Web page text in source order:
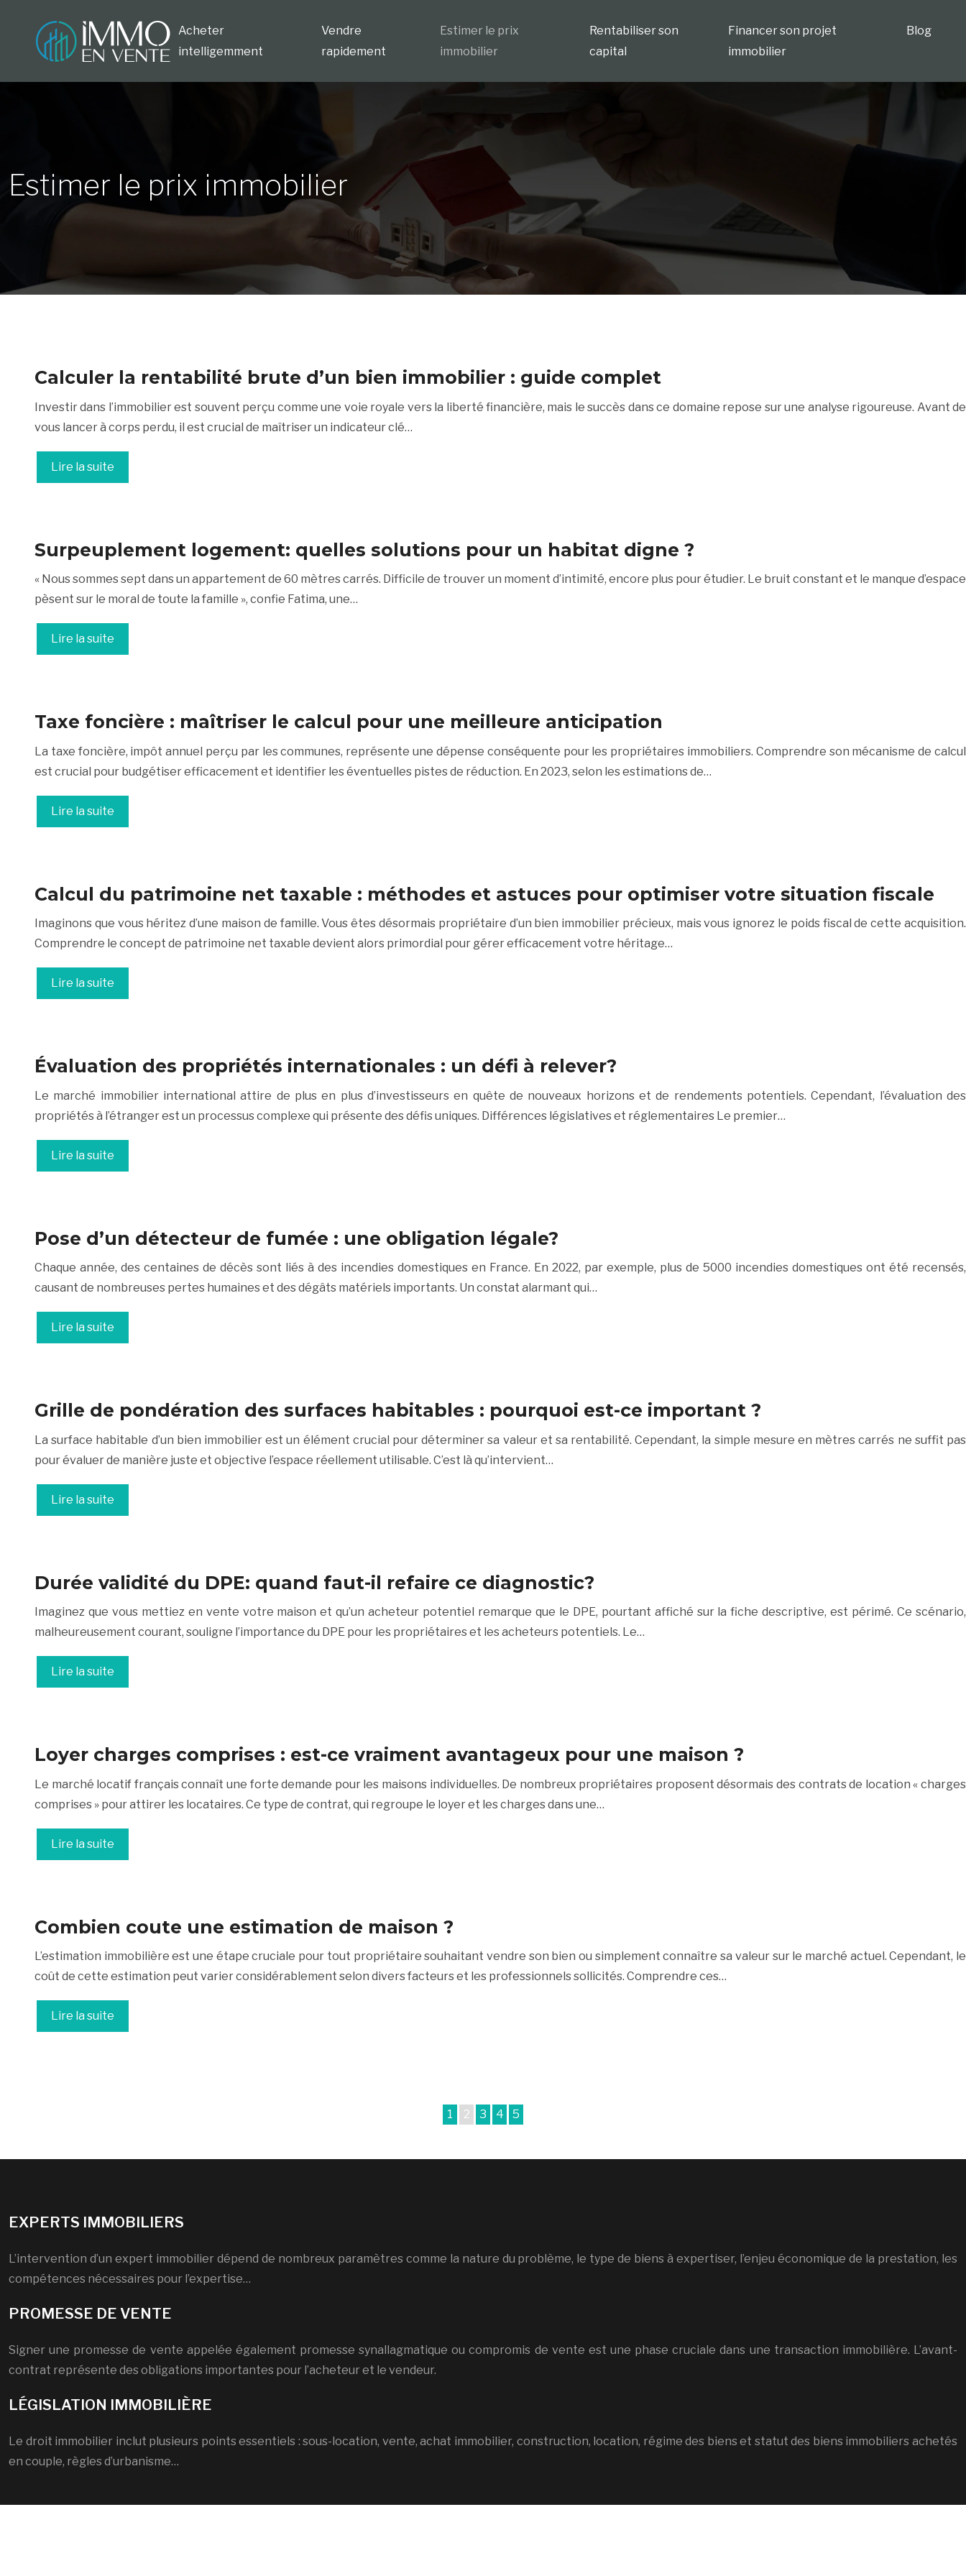
Acheter
intelligemment
Vendre
rapidement
Estimer le prix
immobilier
Rentabiliser son
capital
Financer son projet
immobilier
Blog
Estimer le prix immobilier
Calculer la rentabilité brute d’un bien immobilier : guide complet
Investir dans l’immobilier est souvent perçu comme une voie royale vers la liberté financière, mais le succès dans ce domaine repose sur une analyse rigoureuse. Avant de
vous lancer à corps perdu, il est crucial de maîtriser un indicateur clé…
Lire la suite
Surpeuplement logement: quelles solutions pour un habitat digne ?
« Nous sommes sept dans un appartement de 60 mètres carrés. Difficile de trouver un moment d’intimité, encore plus pour étudier. Le bruit constant et le manque d’espace
pèsent sur le moral de toute la famille », confie Fatima, une…
Lire la suite
Taxe foncière : maîtriser le calcul pour une meilleure anticipation
La taxe foncière, impôt annuel perçu par les communes, représente une dépense conséquente pour les propriétaires immobiliers. Comprendre son mécanisme de calcul
est crucial pour budgétiser efficacement et identifier les éventuelles pistes de réduction. En 2023, selon les estimations de…
Lire la suite
Calcul du patrimoine net taxable : méthodes et astuces pour optimiser votre situation fiscale
Imaginons que vous héritez d’une maison de famille. Vous êtes désormais propriétaire d’un bien immobilier précieux, mais vous ignorez le poids fiscal de cette acquisition.
Comprendre le concept de patrimoine net taxable devient alors primordial pour gérer efficacement votre héritage…
Lire la suite
Évaluation des propriétés internationales : un défi à relever?
Le marché immobilier international attire de plus en plus d’investisseurs en quête de nouveaux horizons et de rendements potentiels. Cependant, l’évaluation des
propriétés à l’étranger est un processus complexe qui présente des défis uniques. Différences législatives et réglementaires Le premier…
Lire la suite
Pose d’un détecteur de fumée : une obligation légale?
Chaque année, des centaines de décès sont liés à des incendies domestiques en France. En 2022, par exemple, plus de 5000 incendies domestiques ont été recensés,
causant de nombreuses pertes humaines et des dégâts matériels importants. Un constat alarmant qui…
Lire la suite
Grille de pondération des surfaces habitables : pourquoi est-ce important ?
La surface habitable d’un bien immobilier est un élément crucial pour déterminer sa valeur et sa rentabilité. Cependant, la simple mesure en mètres carrés ne suffit pas
pour évaluer de manière juste et objective l’espace réellement utilisable. C’est là qu’intervient…
Lire la suite
Durée validité du DPE: quand faut-il refaire ce diagnostic?
Imaginez que vous mettiez en vente votre maison et qu’un acheteur potentiel remarque que le DPE, pourtant affiché sur la fiche descriptive, est périmé. Ce scénario,
malheureusement courant, souligne l’importance du DPE pour les propriétaires et les acheteurs potentiels. Le…
Lire la suite
Loyer charges comprises : est-ce vraiment avantageux pour une maison ?
Le marché locatif français connaît une forte demande pour les maisons individuelles. De nombreux propriétaires proposent désormais des contrats de location « charges
comprises » pour attirer les locataires. Ce type de contrat, qui regroupe le loyer et les charges dans une…
Lire la suite
Combien coute une estimation de maison ?
L’estimation immobilière est une étape cruciale pour tout propriétaire souhaitant vendre son bien ou simplement connaître sa valeur sur le marché actuel. Cependant, le
coût de cette estimation peut varier considérablement selon divers facteurs et les professionnels sollicités. Comprendre ces…
Lire la suite
1 2 3 4 5
EXPERTS IMMOBILIERS
L’intervention d’un expert immobilier dépend de nombreux paramètres comme la nature du problème, le type de biens à expertiser, l’enjeu économique de la prestation, les
compétences nécessaires pour l’expertise…
PROMESSE DE VENTE
Signer une promesse de vente appelée également promesse synallagmatique ou compromis de vente est une phase cruciale dans une transaction immobilière. L’avant-
contrat représente des obligations importantes pour l’acheteur et le vendeur.
LÉGISLATION IMMOBILIÈRE
Le droit immobilier inclut plusieurs points essentiels : sous-location, vente, achat immobilier, construction, location, régime des biens et statut des biens immobiliers achetés
en couple, règles d’urbanisme…